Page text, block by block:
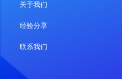
关于我们
经验分享
联系我们